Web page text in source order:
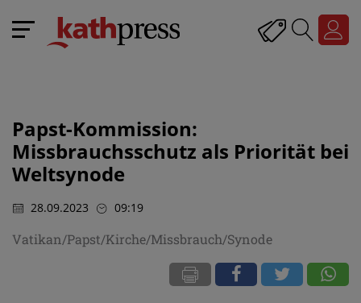
Papst-Kommission:
Missbrauchsschutz als Priorität bei
Weltsynode
28.09.2023 09:19
Vatikan/Papst/Kirche/Missbrauch/Synode